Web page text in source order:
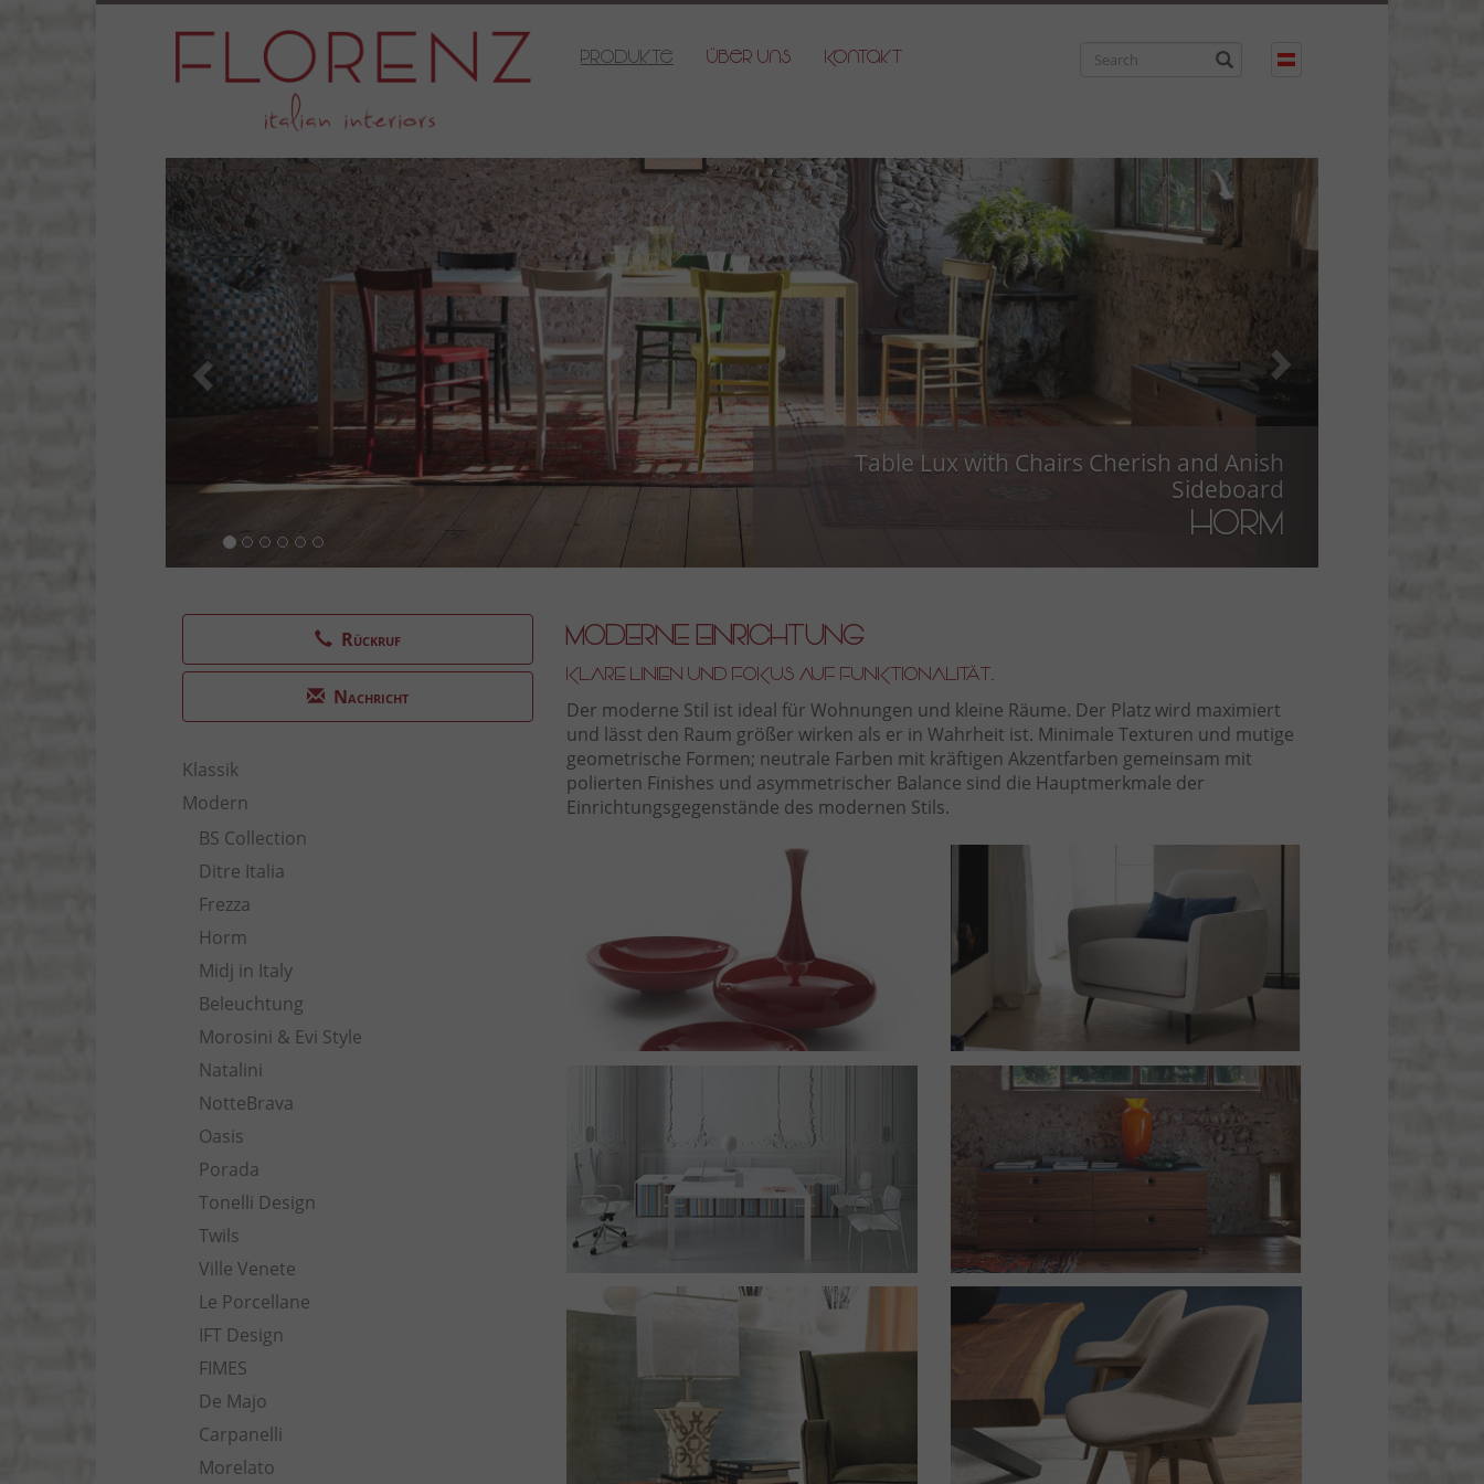
Produkte Über Uns Kontakt
POUF Soft
Twils
Rückruf
Nachricht
Klassik
Modern
BS Collection
Ditre Italia
Frezza
Horm
Midj in Italy
Beleuchtung
Morosini & Evi Style
Natalini
NotteBrava
Oasis
Porada
Tonelli Design
Twils
Ville Venete
Le Porcellane
IFT Design
FIMES
De Majo
Carpanelli
Morelato
Moderne Einrichtung
Klare Linien und Fokus auf Funktionalität.
Der moderne Stil ist ideal für Wohnungen und kleine Räume. Der Platz wird maximiert
und lässt den Raum größer wirken als er in Wahrheit ist. Minimale Texturen und mutige
geometrische Formen; neutrale Farben mit kräftigen Akzentfarben gemeinsam mit
polierten Finishes und asymmetrischer Balance sind die Hauptmerkmale der
Einrichtungsgegenstände des modernen Stils.